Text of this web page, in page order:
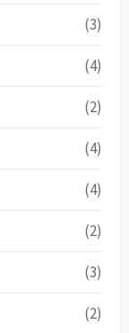
(3)
(4)
(2)
(4)
(4)
(2)
(3)
(2)